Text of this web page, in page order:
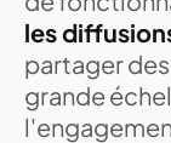
les
partager
grande